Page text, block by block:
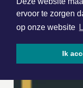
ervoor te zorgen
op onze website
Ik